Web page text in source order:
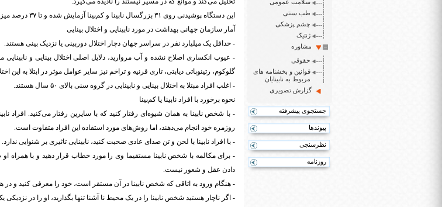
سلامت عمومی
طب سنتی
چشم پزشکی
ژنتیک
مشاوره
حقوقی
قوانین و بخشنامه های
مربوط به نابینایان
گزارش تصویری
جستجوی پیشرفته
پیوندها
نظرسنجی
روزنامه
این دستگاه پوشیدنی روی ۳۱ بزرگسال نابینا و کم‌بینا آزمایش شده و تا ۳۷ درصد میزان برخورد با موانع را کاهش داده است.
آمار سازمان جهانی بهداشت در مورد نابینایی و اختلال بینایی
- حداقل یک میلیارد نفر در سراسر جهان دچار اختلال دوربینی یا نزدیک بینی هستند.
- عیوب انکساری اصلاح نشده و آب مروارید، دلایل اصلی اختلال بینایی و
گلوکوم، رتینوپاتی دیابتی، تاری قرنیه و تراخم نیز سایر عوامل موثر در ابتلا به این
- اغلب افراد مبتلا به اختلال بینایی و نابینایی در گروه سنی بالای ۵۰ سال هستند.
نحوه برخورد با افراد نابینا یا کم‌بینا
- با شخص نابینا به همان شیوه‌ای رفتار کنید که با سایرین رفتار می‌کنید. افراد
روزمره خود انجام می‌دهند، اما روش‌های مورد استفاده این افراد متفاوت است.
- با افراد نابینا با لحن و تن صدای عادی صحبت کنید، نابینایی تاثیری بر شنوایی ندارد.
- برای مکالمه با شخص نابینا مستقیما وی را مورد خطاب قرار دهید و با همراه
دادن عقل و شعور نیست.
- هنگام ورود به اتاقی که شخص نابینا در آن مستقر است، خود را معرفی کنید و در
- اگر ناچار هستید شخص نابینا را در یک محیط نا آشنا تنها بگذارید، او را در